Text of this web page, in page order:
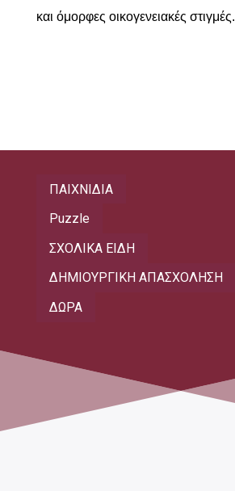
και όμορφες οικογενειακές στιγμές.
ΠΑΙΧΝΙΔΙΑ
Puzzle
ΣΧΟΛΙΚΑ ΕΙΔΗ
ΔΗΜΙΟΥΡΓΙΚΗ ΑΠΑΣΧΟΛΗΣΗ
ΔΩΡΑ